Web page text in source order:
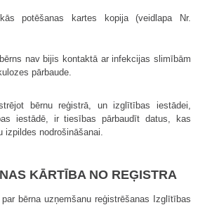
potēšanas kartes kopija (veidlapa Nr.
nav bijis kontaktā ar infekcijas slimībām
pārbaude.
bērnu reģistrā, un izglītības iestādei,
iestādē, ir tiesības pārbaudīt datus, kas
izpildes nodrošināšanai.
KĀRTĪBA NO REĢISTRA
bērna uzņemšanu reģistrēšanas Izglītības